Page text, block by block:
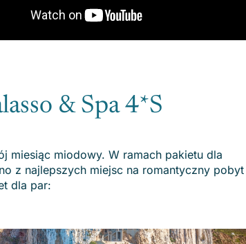
& Spa 4*S
miesiąc miodowy. W ramach pakietu dla
z najlepszych miejsc na romantyczny pobyt
dla par: